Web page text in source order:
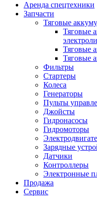
Аренда спецтехники
Запчасти
Тяговые
Тяговые
Тяговые
Тяговые
Фильтры
Стартеры
Колеса
Генераторы
Пульты
Джойсты
Гидронасосы
Гидромоторы
Зарядные
Датчики
Контроллеры
Электронные
Продажа
Сервис